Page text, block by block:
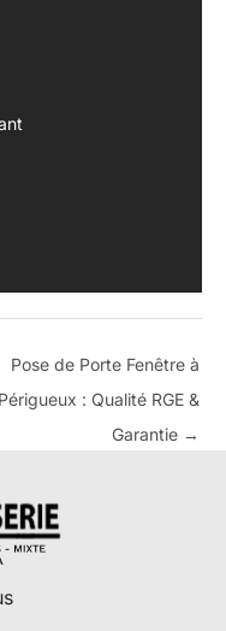
Pose de Porte Fenêtre à
Périgueux : Qualité RGE &
Garantie →